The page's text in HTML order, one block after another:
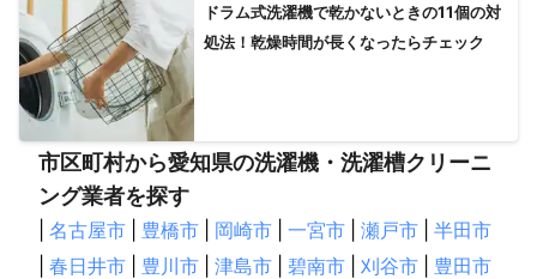
ドラム式洗濯機で乾かないときの11個の対
処法！乾燥時間が長くなったらチェック
市区町村から愛知県の洗濯機・洗濯槽クリーニ
ング業者を探す
名古屋市 豊橋市 岡崎市 一宮市 瀬戸市
半田市
春日井市 豊川市 津島市 碧南市 刈谷市
豊田市